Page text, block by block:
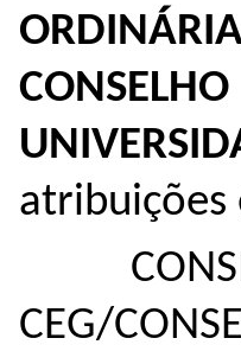
atribuições
CEG/